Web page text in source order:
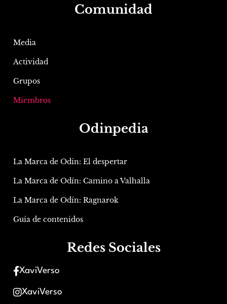
Comunidad
Media
Actividad
Grupos
Miembros
Odinpedia
La Marca de Odín: El despertar
La Marca de Odín: Camino a Valhalla
La Marca de Odín: Ragnarok
Guía de contenidos
Redes Sociales
XaviVerso
XaviVerso